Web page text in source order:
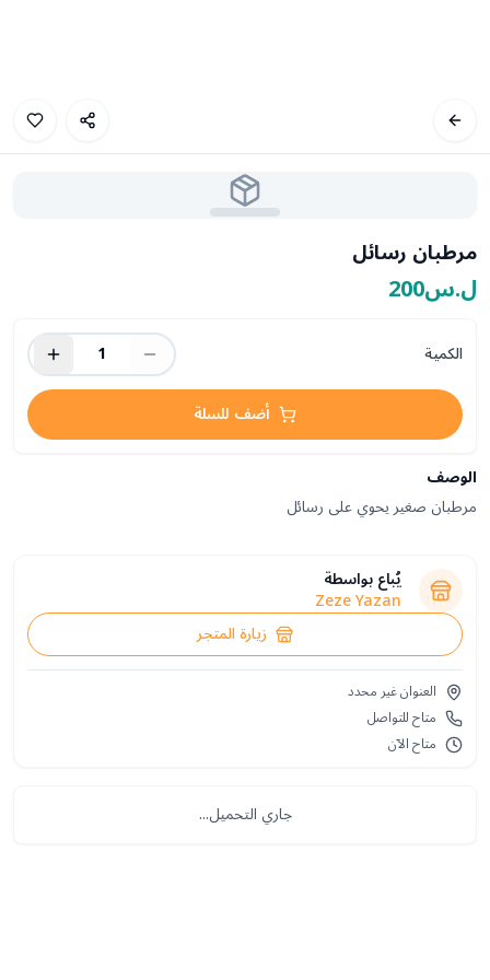
مرطبان رسائل
ل.س200
الكمية
1
أضف للسلة
الوصف
مرطبان صغير يحوي على رسائل
يُباع بواسطة
Zeze Yazan
زيارة المتجر
العنوان غير محدد
متاح للتواصل
متاح الآن
جاري التحميل...